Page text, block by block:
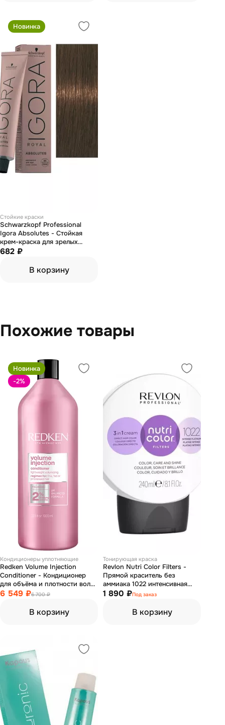
Новинка
Стойкие краски
Schwarzkopf Professional
Igora Absolutes - Стойкая
крем-краска для зрелых
волос 7-460 Средний русый
натуральный 60 мл
682 ₽
В корзину
Похожие товары
Новинка
-2%
Кондиционеры уплотняющие
Redken Volume Injection
Conditioner - Кондиционер
для объёма и плотности волос
1000 мл
6 549 ₽6 700 ₽
В корзину
Тонирующая краска
Revlon Nutri Color Filters -
Прямой краситель без
аммиака 1022 интенсивная
платина 240 мл
1 890 ₽Под заказ
В корзину